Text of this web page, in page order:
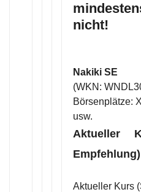
nicht!
Nakiki SE
(WKN:
Börsenplätze:
usw.
Aktueller
Empfehlung)
Aktueller Kurs